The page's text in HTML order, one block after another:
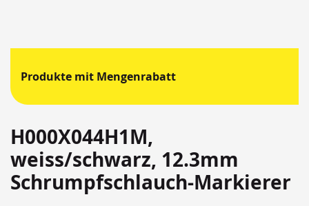
Produkte mit Mengenrabatt
H000X044H1M,
weiss/schwarz, 12.3mm
Schrumpfschlauch-Markierer